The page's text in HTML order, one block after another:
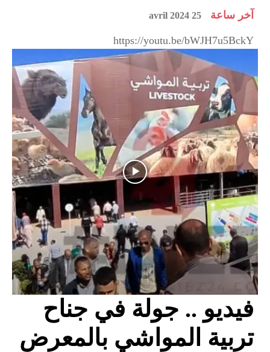
آخر ساعة 25 avril 2024
https://youtu.be/bWJH7u5BckY
فيديو .. جولة في جناح
تربية المواشي بالمعرض